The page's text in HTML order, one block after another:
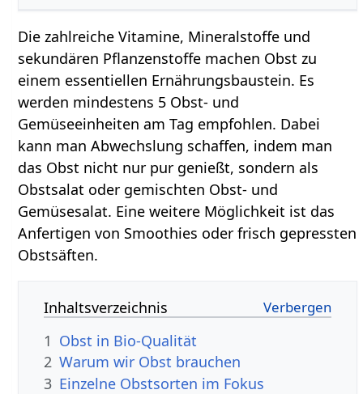
Die zahlreiche Vitamine, Mineralstoffe und
sekundären Pflanzenstoffe machen Obst zu
einem essentiellen Ernährungsbaustein. Es
werden mindestens 5 Obst- und
Gemüseeinheiten am Tag empfohlen. Dabei
kann man Abwechslung schaffen, indem man
das Obst nicht nur pur genießt, sondern als
Obstsalat oder gemischten Obst- und
Gemüsesalat. Eine weitere Möglichkeit ist das
Anfertigen von Smoothies oder frisch gepressten
Obstsäften.
Inhaltsverzeichnis
1 Obst in Bio-Qualität
2 Warum wir Obst brauchen
3 Einzelne Obstsorten im Fokus